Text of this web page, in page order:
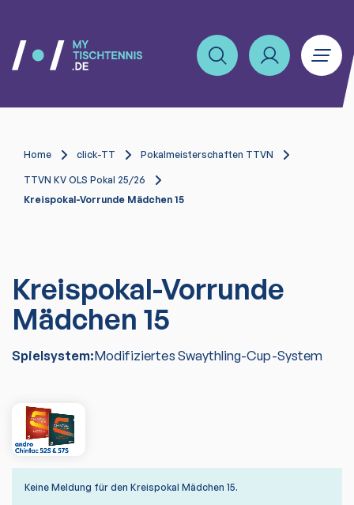
Home click-TT Pokalmeisterschaften TTVN
TTVN KV OLS Pokal 25/26
Kreispokal-Vorrunde Mädchen 15
Kreispokal-Vorrunde
Mädchen 15
Spielsystem:Modifiziertes Swaythling-Cup-System
Keine Meldung für den Kreispokal Mädchen 15.